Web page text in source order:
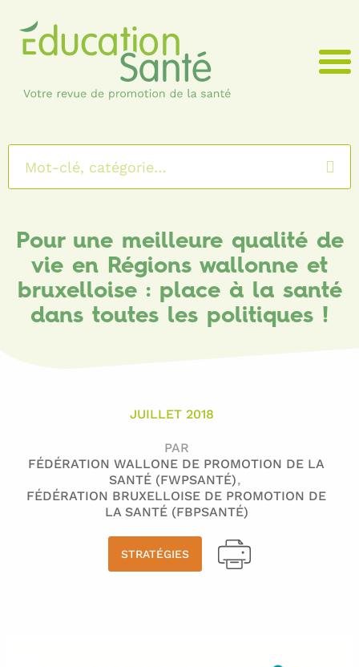
Menu
Pour une meilleure qualité de
vie en Régions wallonne et
bruxelloise : place à la santé
dans toutes les politiques !
JUILLET 2018
PAR
FÉDÉRATION WALLONE DE PROMOTION DE LA
SANTÉ (FWPSANTÉ)
FÉDÉRATION BRUXELLOISE DE PROMOTION DE
LA SANTÉ (FBPSANTÉ)
STRATÉGIES